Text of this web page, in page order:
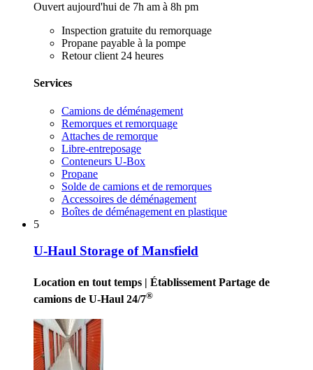
Ouvert aujourd'hui de 7h am à 8h pm
Inspection gratuite du remorquage
Propane payable à la pompe
Retour client 24 heures
Services
Camions de déménagement
Remorques et remorquage
Attaches de remorque
Libre-entreposage
Conteneurs U-Box
Propane
Solde de camions et de remorques
Accessoires de déménagement
Boîtes de déménagement en plastique
5
U-Haul Storage of Mansfield
Location en tout temps | Établissement Partage de
camions de U-Haul 24/7®